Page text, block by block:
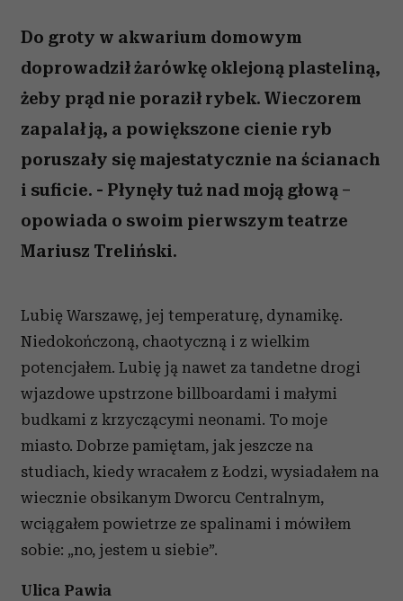
Do groty w akwarium domowym
doprowadził żarówkę oklejoną plasteliną,
żeby prąd nie poraził rybek. Wieczorem
zapalał ją, a powiększone cienie ryb
poruszały się majestatycznie na ścianach
i suficie. - Płynęły tuż nad moją głową –
opowiada o swoim pierwszym teatrze
Mariusz Treliński.
Lubię Warszawę, jej temperaturę, dynamikę.
Niedokończoną, chaotyczną i z wielkim
potencjałem. Lubię ją nawet za tandetne drogi
wjazdowe upstrzone billboardami i małymi
budkami z krzyczącymi neonami. To moje
miasto. Dobrze pamiętam, jak jeszcze na
studiach, kiedy wracałem z Łodzi, wysiadałem na
wiecznie obsikanym Dworcu Centralnym,
wciągałem powietrze ze spalinami i mówiłem
sobie: „no, jestem u siebie”.
Ulica Pawia